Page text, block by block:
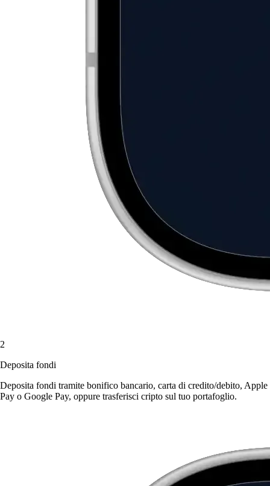
2
Deposita fondi
Deposita fondi tramite bonifico bancario, carta di credito/debito, Apple
Pay o Google Pay, oppure trasferisci cripto sul tuo portafoglio.